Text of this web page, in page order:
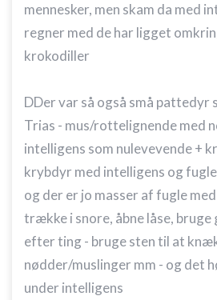
mennesker, men skam da med
regner med de har ligget
krokodiller
DDer var så også små pattedyr
Trias - mus/rottelignende med
intelligens som nulevevende +
krybdyr med intelligens og fugle
og der er jo masser af fugle
trække i snore, åbne låse,
efter ting - bruge sten til at
nødder/muslinger mm - og det
under intelligens